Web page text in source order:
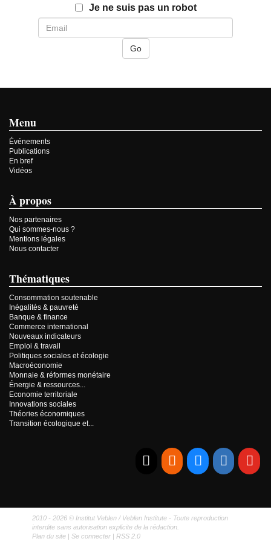
Je ne suis pas un robotEmail
Menu
Événements
Publications
En bref
Vidéos
À propos
Nos partenaires
Qui sommes-nous ?
Mentions légales
Nous contacter
Thématiques
Consommation soutenable
Inégalités & pauvreté
Banque & finance
Commerce international
Nouveaux indicateurs
Emploi & travail
Politiques sociales et écologie
Macroéconomie
Monnaie & réformes monétaire
Énergie & ressources...
Economie territoriale
Innovations sociales
Théories économiques
Transition écologique et...
2010 - 2026 © Institut Veblen / Veblen Institute - Toute reproduction
interdite sans autorisation explicite de la rédaction.
Plan du site |Se connecter RSS 2.0